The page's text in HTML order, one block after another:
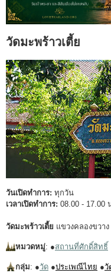
วัดมะพร้าวเตี้ย
วันเปิดทำการ: ทุกวัน
เวลาเปิดทำการ: 08.00 - 17.00
วัดมะพร้าวเตี้ย แขวงคลองขวา
หมวดหมู่: ●สถานที่ศักดิ์สิทธิ์
กลุ่ม: ●วัด ●ประเพณีไทย ●วั